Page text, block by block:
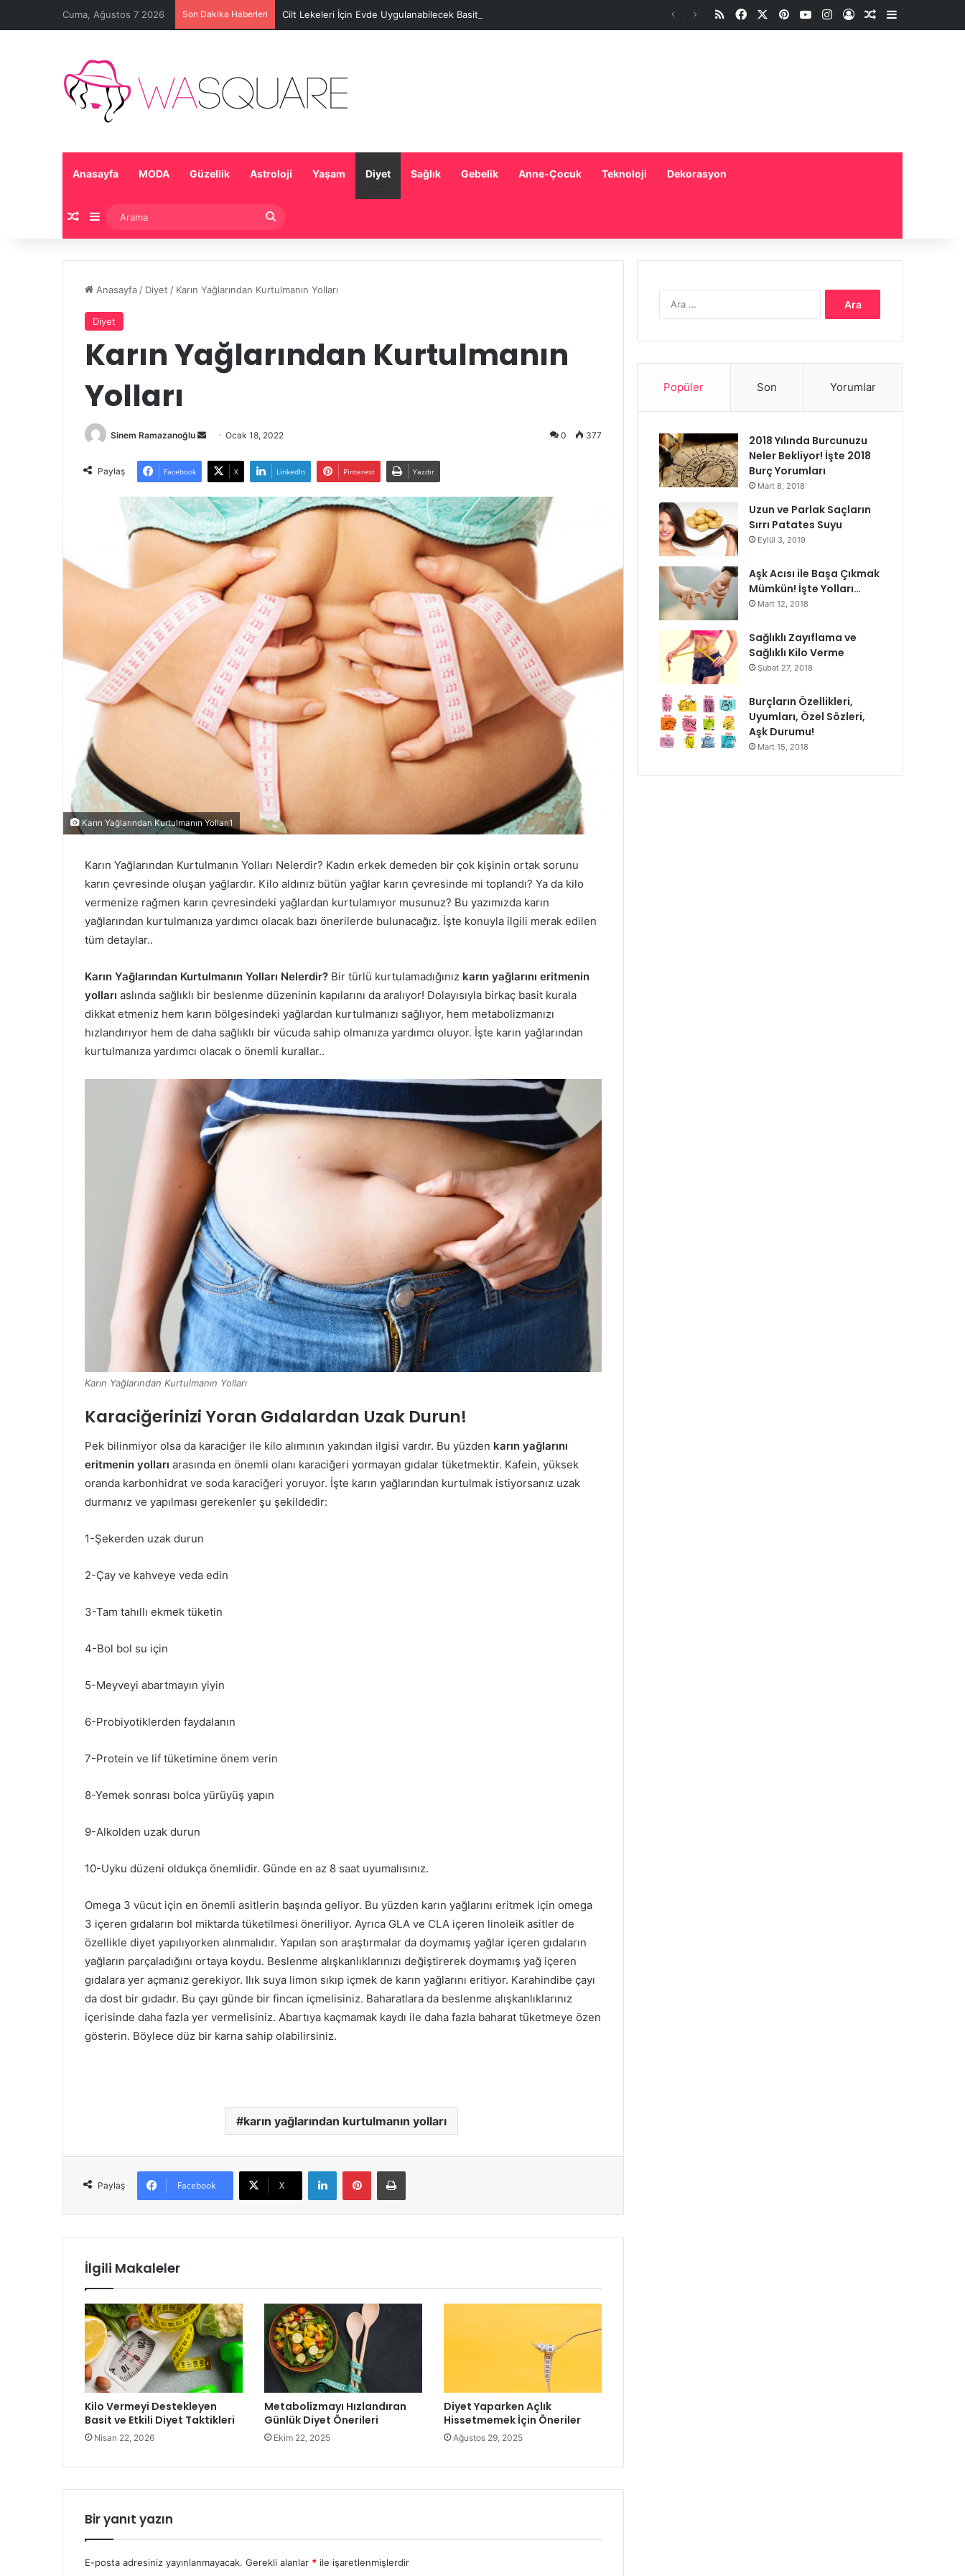
Cuma, Ağustos 7 2026 Son Dakika Haberleri Cilt Lekeleri İçin Evde Uygulanabilecek Basit Maskeler RSSFacebookPinterestYouTubeInstagramOturum aç
Rastgele Makale
Kenar
Anasayfa MODA Güzellik Astroloji Yaşam Diyet Sağlık Gebelik Anne-Çocuk Teknoloji Dekorasyon
Rastgele Makale
Kenar Bölmesi
Anasayfa / Diyet / Karın Yağlarından Kurtulmanın Yolları
Diyet
Karın Yağlarından Kurtulmanın
Yolları
Sinem Ramazanoğlu
Bir
posta
Ocak 18, 2022 0 377
Paylaş Facebook X LinkedIn Pinterest Yazdır
Karın Yağlarından Kurtulmanın Yolları1
Karın Yağlarından Kurtulmanın Yolları Nelerdir? Kadın erkek demeden bir çok kişinin ortak sorunu
karın çevresinde oluşan yağlardır. Kilo aldınız bütün yağlar karın çevresinde mi toplandı? Ya da kilo
vermenize rağmen karın çevresindeki yağlardan kurtulamıyor musunuz? Bu yazımızda karın
yağlarından kurtulmanıza yardımcı olacak bazı önerilerde bulunacağız. İşte konuyla ilgili merak edilen
tüm detaylar..
Karın Yağlarından Kurtulmanın Yolları Nelerdir? Bir türlü kurtulamadığınız karın yağlarını eritmenin
yolları aslında sağlıklı bir beslenme düzeninin kapılarını da aralıyor! Dolayısıyla birkaç basit kurala
dikkat etmeniz hem karın bölgesindeki yağlardan kurtulmanızı sağlıyor, hem metabolizmanızı
hızlandırıyor hem de daha sağlıklı bir vücuda sahip olmanıza yardımcı oluyor. İşte karın yağlarından
kurtulmanıza yardımcı olacak o önemli kurallar..
Karın Yağlarından Kurtulmanın Yolları
Karaciğerinizi Yoran Gıdalardan Uzak Durun!
Pek bilinmiyor olsa da karaciğer ile kilo alımının yakından ilgisi vardır. Bu yüzden karın yağlarını
eritmenin yolları arasında en önemli olanı karaciğeri yormayan gıdalar tüketmektir. Kafein, yüksek
oranda karbonhidrat ve soda karaciğeri yoruyor. İşte karın yağlarından kurtulmak istiyorsanız uzak
durmanız ve yapılması gerekenler şu şekildedir:
1-Şekerden uzak durun
2-Çay ve kahveye veda edin
3-Tam tahıllı ekmek tüketin
4-Bol bol su için
5-Meyveyi abartmayın yiyin
6-Probiyotiklerden faydalanın
7-Protein ve lif tüketimine önem verin
8-Yemek sonrası bolca yürüyüş yapın
9-Alkolden uzak durun
10-Uyku düzeni oldukça önemlidir. Günde en az 8 saat uyumalısınız.
Omega 3 vücut için en önemli asitlerin başında geliyor. Bu yüzden karın yağlarını eritmek için omega
3 içeren gıdaların bol miktarda tüketilmesi öneriliyor. Ayrıca GLA ve CLA içeren linoleik asitler de
özellikle diyet yapılıyorken alınmalıdır. Yapılan son araştırmalar da doymamış yağlar içeren gıdaların
yağların parçaladığını ortaya koydu. Beslenme alışkanlıklarınızı değiştirerek doymamış yağ içeren
gıdalara yer açmanız gerekiyor. Ilık suya limon sıkıp içmek de karın yağlarını eritiyor. Karahindibe çayı
da dost bir gıdadır. Bu çayı günde bir fincan içmelisiniz. Baharatlara da beslenme alışkanlıklarınız
içerisinde daha fazla yer vermelisiniz. Abartıya kaçmamak kaydı ile daha fazla baharat tüketmeye özen
gösterin. Böylece düz bir karna sahip olabilirsiniz.
karın yağlarından kurtulmanın yolları
Paylaş Facebook X
LinkedInPinterestYazdır
İlgili Makaleler
Kilo Vermeyi Destekleyen
Basit ve Etkili Diyet Taktikleri
Nisan 22, 2026
Metabolizmayı Hızlandıran
Günlük Diyet Önerileri
Ekim 22, 2025
Diyet Yaparken Açlık
Hissetmemek İçin Öneriler
Ağustos 29, 2025
Bir yanıt yazın
E-posta adresiniz yayınlanmayacak. Gerekli alanlar * ile işaretlenmişlerdir
Popüler Son Yorumlar
2018 Yılında Burcunuzu
Neler Bekliyor! İşte 2018
Burç Yorumları
Mart 8, 2018
Uzun ve Parlak Saçların
Sırrı Patates Suyu
Eylül 3, 2019
Aşk Acısı ile Başa Çıkmak
Mümkün! İşte Yolları…
Mart 12, 2018
Sağlıklı Zayıflama ve
Sağlıklı Kilo Verme
Şubat 27, 2018
Burçların Özellikleri,
Uyumları, Özel Sözleri,
Aşk Durumu!
Mart 15, 2018